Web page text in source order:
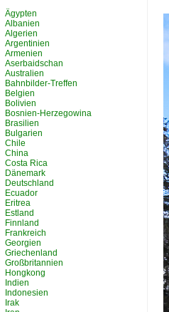
Ägypten
Albanien
Algerien
Argentinien
Armenien
Aserbaidschan
Australien
Bahnbilder-Treffen
Belgien
Bolivien
Bosnien-Herzegowina
Brasilien
Bulgarien
Chile
China
Costa Rica
Dänemark
Deutschland
Ecuador
Eritrea
Estland
Finnland
Frankreich
Georgien
Griechenland
Großbritannien
Hongkong
Indien
Indonesien
Irak